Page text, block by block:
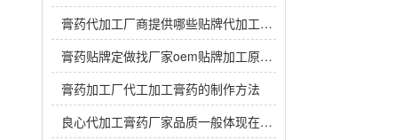
膏药代加工厂商提供哪些贴牌代加工定制服务？
膏药贴牌定做找厂家oem贴牌加工原料谁来提供？
膏药加工厂代工加工膏药的制作方法
良心代加工膏药厂家品质一般体现在哪里？